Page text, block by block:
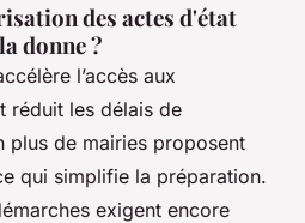
des actes d'état
donne ?
l’accès aux
réduit les délais de
plus de mairies proposent
qui simplifie la préparation.
exigent encore